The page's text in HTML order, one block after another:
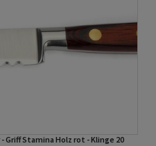
Stamina Holz rot - Klinge 20